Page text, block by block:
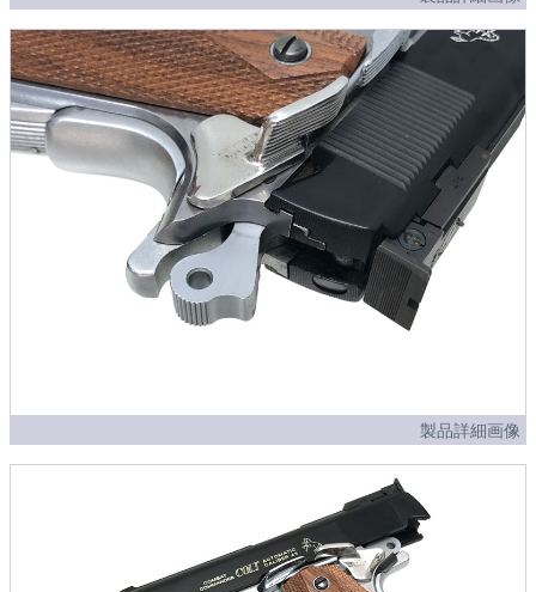
製品詳細画像